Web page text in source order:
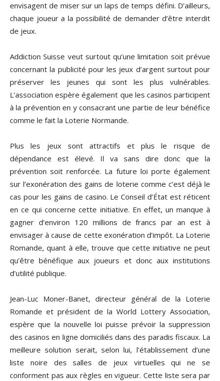
envisagent de miser sur un laps de temps défini. D’ailleurs,
chaque joueur a la possibilité de demander d’être interdit
de jeux.
Addiction Suisse veut surtout qu’une limitation soit prévue
concernant la publicité pour les jeux d’argent surtout pour
préserver les jeunes qui sont les plus vulnérables.
L’association espère également que les casinos participent
à la prévention en y consacrant une partie de leur bénéfice
comme le fait la Loterie Normande.
Plus les jeux sont attractifs et plus le risque de
dépendance est élevé. Il va sans dire donc que la
prévention soit renforcée. La future loi porte également
sur l’exonération des gains de loterie comme c’est déjà le
cas pour les gains de casino. Le Conseil d’État est réticent
en ce qui concerne cette initiative. En effet, un manque à
gagner d’environ 120 millions de francs par an est à
envisager à cause de cette exonération d’impôt. La Loterie
Romande, quant à elle, trouve que cette initiative ne peut
qu’être bénéfique aux joueurs et donc aux institutions
d’utilité publique.
Jean-Luc Moner-Banet, directeur général de la Loterie
Romande et président de la World Lottery Association,
espère que la nouvelle loi puisse prévoir la suppression
des casinos en ligne domiciliés dans des paradis fiscaux. La
meilleure solution serait, selon lui, l’établissement d’une
liste noire des salles de jeux virtuelles qui ne se
conforment pas aux règles en vigueur. Cette liste sera par